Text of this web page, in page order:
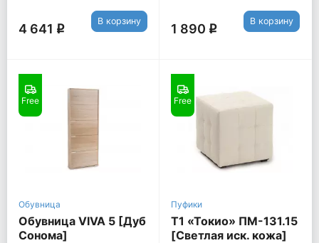
4 641 q
В корзину
1 890 q
В корзину
Free
Обувница
Обувница VIVA 5 [Дуб
Сонома]
Free
Пуфики
Т1 «Токио» ПМ-131.15
[Светлая иск. кожа]